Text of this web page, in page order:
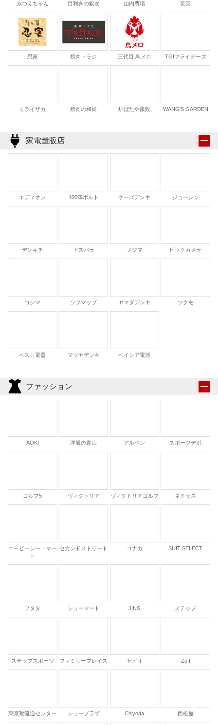
みつえちゃん 目利きの銀次 山内農場 笑笑
忍家 焼肉トラジ 三代目 鳥メロ TGIフライデーズ
ミライザカ 焼肉の和民 炉ばたや銀政 WANG'S GARDEN
家電量販店
エディオン 100満ボルト ケーズデンキ ジョーシン
デンキチ ドスパラ ノジマ ビックカメラ
コジマ ソフマップ ヤマダデンキ ツクモ
ベスト電器 マツヤデンキ ベイシア電器
ファッション
AOKI 洋服の青山 アルペン スポーツデポ
ゴルフ5 ヴィクトリア ヴィクトリアゴルフ ネクサス
エービーシー・マー
ト
セカンドストリート コナカ SUIT SELECT
フタタ シューマート JINS ステップ
ステップスポーツ ファミリープレイス ゼビオ Zoff
東京靴流通センター シュープラザ Chiyoda 西松屋